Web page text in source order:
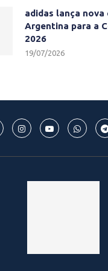
adidas lança
Argentina para a
2026
19/07/2026